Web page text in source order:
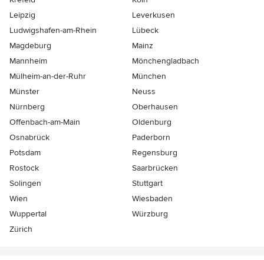
Leipzig
Leverkusen
Ludwigshafen-am-Rhein
Lübeck
Magdeburg
Mainz
Mannheim
Mönchen­gladbach
Mülheim-an-der-Ruhr
München
Münster
Neuss
Nürnberg
Oberhausen
Offenbach-am-Main
Oldenburg
Osnabrück
Paderborn
Potsdam
Regensburg
Rostock
Saarbrücken
Solingen
Stuttgart
Wien
Wiesbaden
Wuppertal
Würzburg
Zürich